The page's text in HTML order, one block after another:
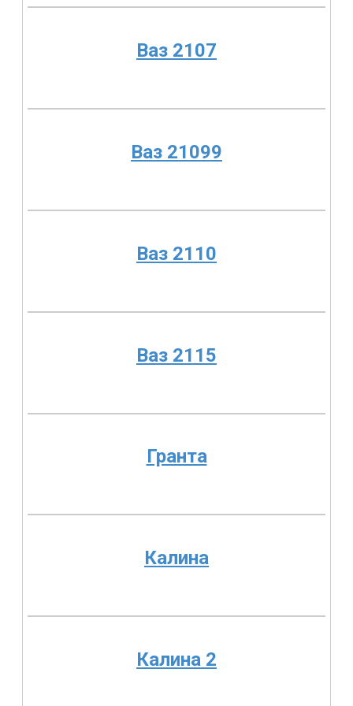
Ваз 2107
Ваз 21099
Ваз 2110
Ваз 2115
Гранта
Калина
Калина 2